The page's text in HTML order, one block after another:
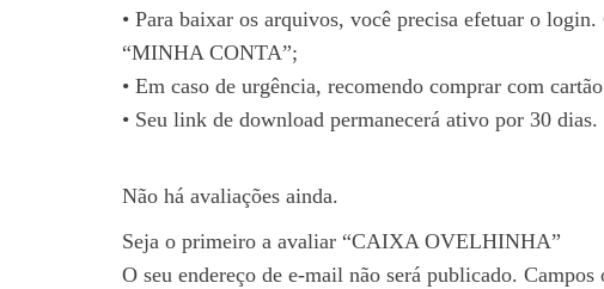
• Para baixar os arquivos, você precisa efetuar o
“MINHA CONTA”;
• Em caso de urgência, recomendo comprar com
• Seu link de download permanecerá ativo por 30 dias.
Não há avaliações ainda.
Seja o primeiro a avaliar “CAIXA OVELHINHA”
O seu endereço de e-mail não será publicado. Campos